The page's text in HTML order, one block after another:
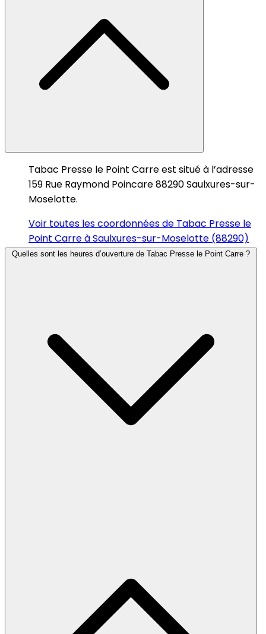
Tabac Presse le Point Carre est situé à l’adresse
159 Rue Raymond Poincare 88290 Saulxures-sur-
Moselotte.
Voir toutes les coordonnées de Tabac Presse le
Point Carre à Saulxures-sur-Moselotte (88290)
Quelles sont les heures d’ouverture de Tabac Presse le Point Carre ?